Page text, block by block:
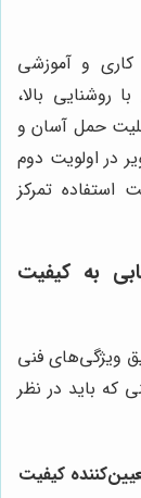
کاری و آموزشی
روشنایی بالا،
حمل آسان و
در اولویت دوم
استفاده تمرکز
به کیفیت
ویژگی‌های فنی
که باید در نظر